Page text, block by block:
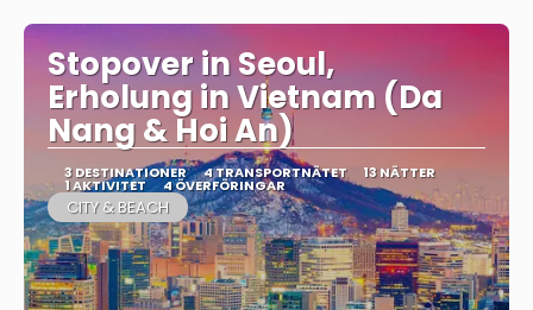
Stopover in Seoul,
Erholung in Vietnam (Da
Nang & Hoi An)
3 DESTINATIONER 4 TRANSPORTNÄTET 13 NÄTTER
1 AKTIVITET 4 ÖVERFÖRINGAR
CITY & BEACH